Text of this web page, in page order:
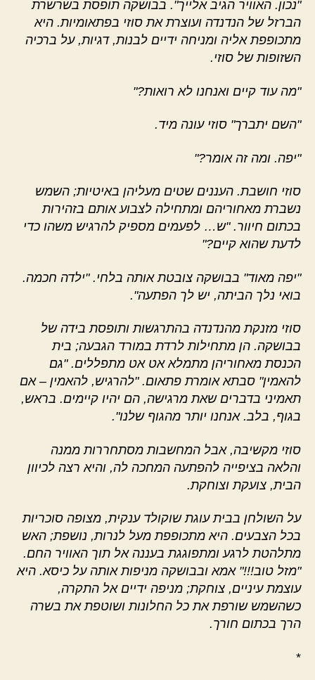
"נכון. האוויר הגיב אלייך". בבושקה תופסת בשרשרת
הברזל של הנדנדה ועוצרת את סוזי בפתאומיות. היא
מתכופפת אליה ומניחה ידיים לבנות, דגיות, על ברכיה
השזופות של סוזי.
"מה עוד קיים ואנחנו לא רואות?"
"השם יתברך" סוזי עונה מיד.
"יפה. ומה זה אומר?"
סוזי חושבת. העננים שטים מעליהן באיטיות; השמש
נשברת מאחוריהם ומתחילה לצבוע אותם בזהירות
בכתום חיוור. "ש… לפעמים מספיק להרגיש משהו כדי
לדעת שהוא קיים?"
"יפה מאוד" בבושקה צובטת אותה בלחי. "ילדה חכמה.
בואי נלך הביתה, יש לך הפתעה".
סוזי מזנקת מהנדנדה בהתרגשות ותופסת בידה של
בבושקה. הן מתחילות לרדת במורד הגבעה; בית
הכנסת מאחוריהן מתמלא אט אט מתפללים. "גם
להאמין" סבתא אומרת פתאום. "להרגיש, להאמין – אם
תאמיני בדברים שאת מרגישה, הם יהיו קיימים. בראש,
בגוף, בלב. אנחנו יותר מהגוף שלנו".
סוזי מקשיבה, אבל המחשבות מסתחררות ממנה
והלאה בציפייה להפתעה המחכה לה, והיא רצה לכיוון
הבית, צועקת וצוחקת.
על השולחן בבית עוגת שוקולד ענקית, מצופה סוכריות
בכל הצבעים. היא מתכופפת מעל לנרות, נושפת; האש
מתלהטת לרגע ומתפוגגת בעננה אל תוך האוויר החם.
"מזל טוב!!!" אמא ובבושקה מניפות אותה על כיסא. היא
עוצמת עיניים, צוחקת; מניפה ידיים אל התקרה,
כשהשמש שורפת את כל החלונות ושוטפת את בשרה
הרך בכתום חורך.
*